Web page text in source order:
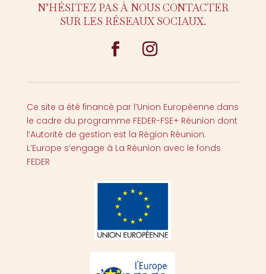
N’HÉSITEZ PAS À NOUS CONTACTER
SUR LES RÉSEAUX SOCIAUX.
Ce site a été financé par l’Union Européenne dans
le cadre du programme FEDER-FSE+ Réunion dont
l’Autorité de gestion est la Région Réunion.
L’Europe s’engage à La Réunion avec le fonds
FEDER